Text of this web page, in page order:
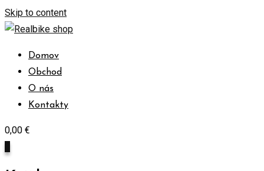
Skip to content
Domov
Obchod
O nás
Kontakty
0,00 €